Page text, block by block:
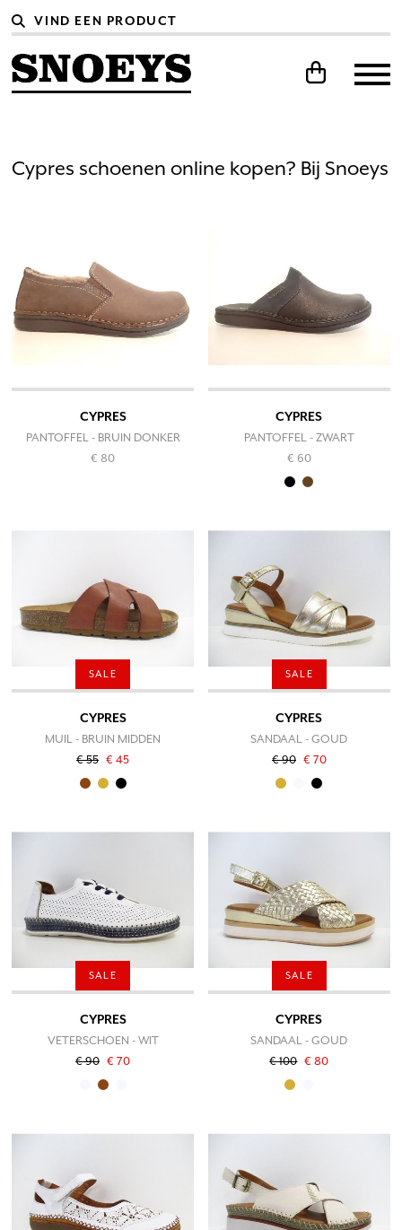
Cypres schoenen online kopen? Bij Snoeys
CYPRES
PANTOFFEL - BRUIN DONKER
€ 80
CYPRES
PANTOFFEL - ZWART
€ 60
SALE
CYPRES
MUIL - BRUIN MIDDEN
€ 55 € 45
SALE
CYPRES
SANDAAL - GOUD
€ 90 € 70
SALE
CYPRES
VETERSCHOEN - WIT
€ 90 € 70
SALE
CYPRES
SANDAAL - GOUD
€ 100 € 80